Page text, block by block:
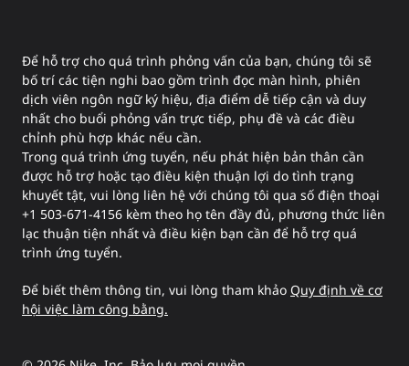
Để hỗ trợ cho quá trình phỏng vấn của bạn, chúng tôi sẽ
bố trí các tiện nghi bao gồm trình đọc màn hình, phiên
dịch viên ngôn ngữ ký hiệu, địa điểm dễ tiếp cận và duy
nhất cho buổi phỏng vấn trực tiếp, phụ đề và các điều
chỉnh phù hợp khác nếu cần.
Trong quá trình ứng tuyển, nếu phát hiện bản thân cần
được hỗ trợ hoặc tạo điều kiện thuận lợi do tình trạng
khuyết tật, vui lòng liên hệ với chúng tôi qua số điện thoại
+1 503-671-4156 kèm theo họ tên đầy đủ, phương thức liên
lạc thuận tiện nhất và điều kiện bạn cần để hỗ trợ quá
trình ứng tuyển.
Để biết thêm thông tin, vui lòng tham khảo Quy định về cơ
hội việc làm công bằng.